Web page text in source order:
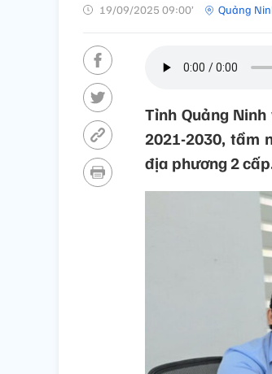
19/09/2025 09:00’ Quảng
Tỉnh Quảng
2021-2030, tầm
địa phương 2